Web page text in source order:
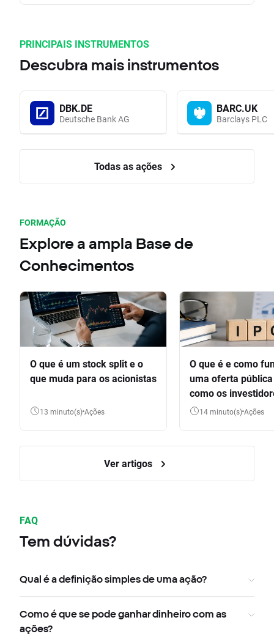
PRINCIPAIS INSTRUMENTOS
Descubra mais instrumentos
DBK.DE
Deutsche Bank AG
BARC.UK
Barclays PLC
Todas as ações
FORMAÇÃO
Explore a ampla Base de
Conhecimentos
O que é um stock split e o
que muda para os acionistas
13 minuto(s) Ações
O que é e como
uma oferta
como os
participar
14 minuto(s) Ações
Ver artigos
FAQ
Tem dúvidas?
Qual é a definição simples de uma ação?
Como é que se pode ganhar dinheiro com as
ações?